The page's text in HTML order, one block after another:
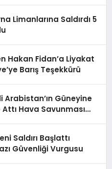
Limanlarına Saldırdı 5
Hakan Fidan’a Liyakat
Barış Teşekkürü
Arabistan’ın Güneyine
Hava Savunması
Saldırı Başlattı
Güvenliği Vurgusu